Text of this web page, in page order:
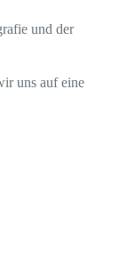
und der
uns auf eine